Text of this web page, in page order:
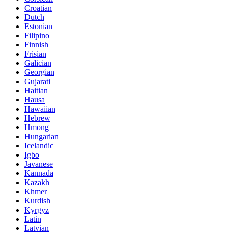
Croatian
Dutch
Estonian
Filipino
Finnish
Frisian
Galician
Georgian
Gujarati
Haitian
Hausa
Hawaiian
Hebrew
Hmong
Hungarian
Icelandic
Igbo
Javanese
Kannada
Kazakh
Khmer
Kurdish
Kyrgyz
Latin
Latvian